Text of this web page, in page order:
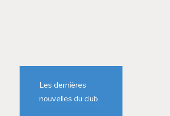
Les dernières
nouvelles du club